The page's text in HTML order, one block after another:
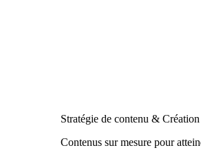
Stratégie de contenu &
Contenus sur mesure pour